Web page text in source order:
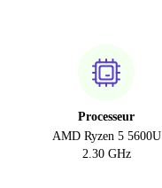
Processeur
AMD Ryzen 5 5600U
2.30 GHz